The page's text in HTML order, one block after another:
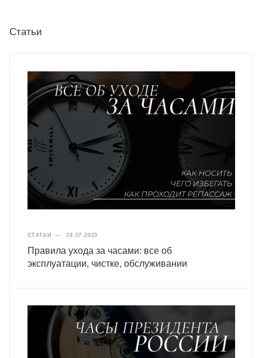
Статьи
СТАТЬИ — 28.07.2023
Правила ухода за часами: все об
эксплуатации, чистке, обслуживании